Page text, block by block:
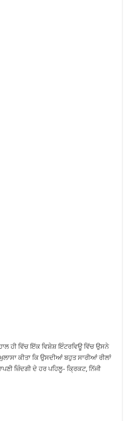
ਹੀ ਵਿੱਚ ਇੱਕ ਵਿਸ਼ੇਸ਼ ਇੰਟਰਵਿਊ ਵਿੱਚ ਉਸਨੇ
ਕੀਤਾ ਕਿ ਉਸਦੀਆਂ ਬਹੁਤ ਸਾਰੀਆਂ ਰੀਲਾਂ
ਜ਼ਿੰਦਗੀ ਦੇ ਹਰ ਪਹਿਲੂ- ਕ੍ਰਿਕਟ, ਨਿੱਜੀ